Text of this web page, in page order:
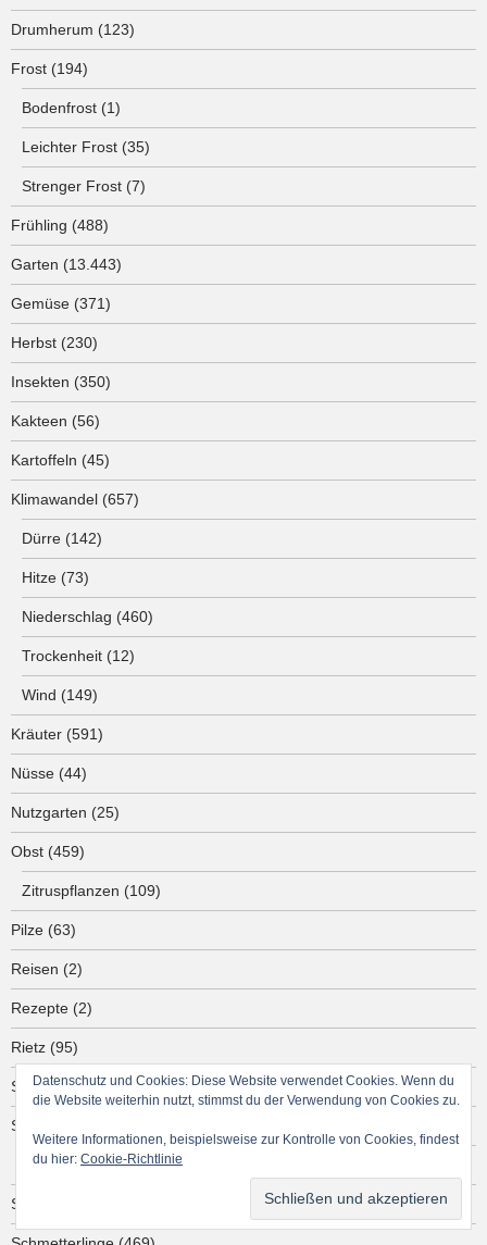
Drumherum (123)
Frost (194)
Bodenfrost (1)
Leichter Frost (35)
Strenger Frost (7)
Frühling (488)
Garten (13.443)
Gemüse (371)
Herbst (230)
Insekten (350)
Kakteen (56)
Kartoffeln (45)
Klimawandel (657)
Dürre (142)
Hitze (73)
Niederschlag (460)
Trockenheit (12)
Wind (149)
Kräuter (591)
Nüsse (44)
Nutzgarten (25)
Obst (459)
Zitruspflanzen (109)
Pilze (63)
Reisen (2)
Rezepte (2)
Rietz (95)
Salat(103)
Schädlinge
Wild (39)
Schattenpflanzen
Datenschutz und Cookies: Diese Website verwendet Cookies. Wenn du
die Website weiterhin nutzt, stimmst du der Verwendung von Cookies zu.
Weitere Informationen, beispielsweise zur Kontrolle von Cookies, findest
du hier: Cookie-Richtlinie